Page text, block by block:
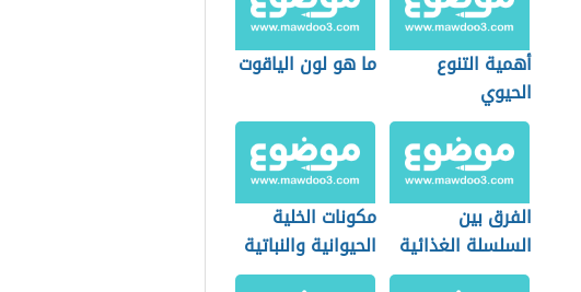
أهمية التنوع
الحيوي
ما هو لون الياقوت
الفرق بين
السلسلة الغذائية
والشبكة الغذائية
مكونات الخلية
الحيوانية والنباتية